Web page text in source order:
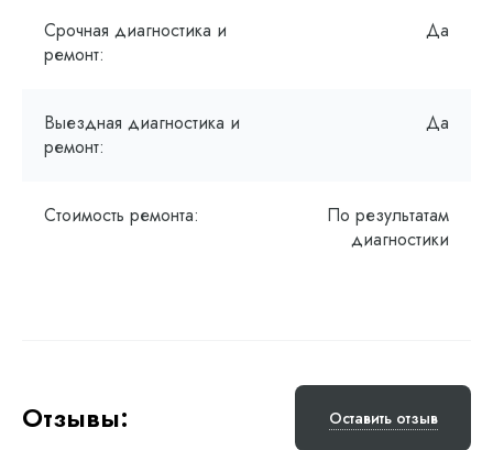
Срочная диагностика и
ремонт:
Да
Выездная диагностика и
ремонт:
Да
Стоимость ремонта:
По результатам
диагностики
Отзывы: Оставить отзыв